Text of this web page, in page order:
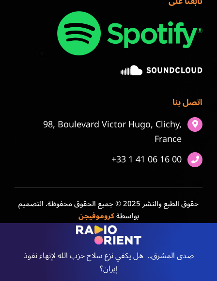
اتصل بنا
98, Boulevard Victor Hugo, Clichy,
France
+33 1 41 06 16 00
حقوق الطبع والنشر 2025 © جميع الحقوق محفوظة. التصميم
بواسطةكروموفيجن
صدى المشرق.. هل يكفي نزع سلاح حزب الله لإنهاء نفوذ
إيران؟